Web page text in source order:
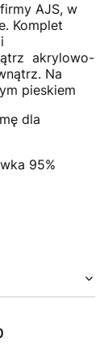
AJS, w
Komplet
akrylowo-
Na
pieskiem
dla
95%